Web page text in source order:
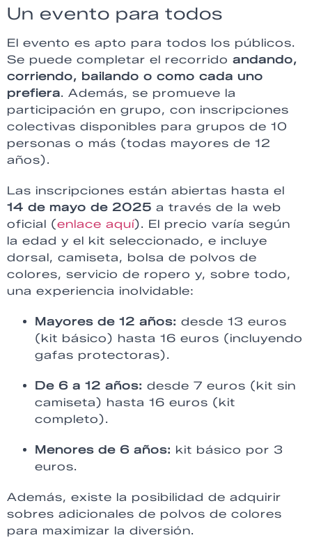
Un evento para todos
El evento es apto para todos los públicos.
Se puede completar el recorrido andando,
corriendo, bailando o como cada uno
prefiera. Además, se promueve la
participación en grupo, con inscripciones
colectivas disponibles para grupos de 10
personas o más (todas mayores de 12
años).
Las inscripciones están abiertas hasta el
14 de mayo de 2025 a través de la web
oficial (enlace aquí). El precio varía según
la edad y el kit seleccionado, e incluye
dorsal, camiseta, bolsa de polvos de
colores, servicio de ropero y, sobre todo,
una experiencia inolvidable:
Mayores de 12 años: desde 13 euros
(kit básico) hasta 16 euros (incluyendo
gafas protectoras).
De 6 a 12 años: desde 7 euros (kit sin
camiseta) hasta 16 euros (kit
completo).
Menores de 6 años: kit básico por 3
euros.
Además, existe la posibilidad de adquirir
sobres adicionales de polvos de colores
para maximizar la diversión.